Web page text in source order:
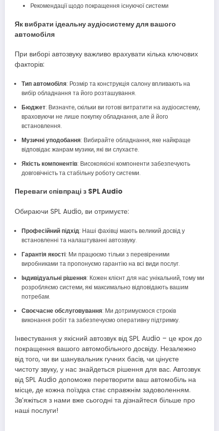
Рекомендації щодо покращення існуючої системи
Як вибрати ідеальну аудіосистему для вашого
автомобіля
При виборі автозвуку важливо врахувати кілька ключових
факторів:
Тип автомобіля: Розмір та конструкція салону впливають на
вибір обладнання та його розташування.
Бюджет: Визначте, скільки ви готові витратити на аудіосистему,
враховуючи не лише покупку обладнання, але й його
встановлення.
Музичні уподобання: Вибирайте обладнання, яке найкраще
відповідає жанрам музики, які ви слухаєте.
Якість компонентів: Високоякісні компоненти забезпечують
довговічність та стабільну роботу системи.
Переваги співпраці з SPL Audio
Обираючи SPL Audio, ви отримуєте:
Професійний підхід: Наші фахівці мають великий досвід у
встановленні та налаштуванні автозвуку.
Гарантія якості: Ми працюємо тільки з перевіреними
виробниками та пропонуємо гарантію на всі види послуг.
Індивідуальні рішення: Кожен клієнт для нас унікальний, тому ми
розробляємо системи, які максимально відповідають вашим
потребам.
Своєчасне обслуговування: Ми дотримуємося строків
виконання робіт та забезпечуємо оперативну підтримку.
Інвестування у якісний автозвук від SPL Audio – це крок до
покращення вашого автомобільного досвіду. Незалежно
від того, чи ви шанувальник гучних басів, чи цінуєте
чистоту звуку, у нас знайдеться рішення для вас. Автозвук
від SPL Audio допоможе перетворити ваш автомобіль на
місце, де кожна поїздка стає справжнім задоволенням.
Зв’яжіться з нами вже сьогодні та дізнайтеся більше про
наші послуги!